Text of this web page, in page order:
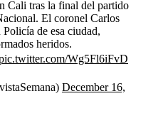
Cali tras la final del partido
El coronel Carlos
de esa ciudad,
heridos.
Wg5Fl6iFvD
December 16,